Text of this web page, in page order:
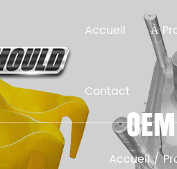
Accueil À
Contact
Accueil/